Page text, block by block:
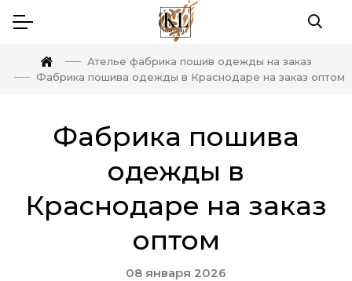
Ателье фабрика пошив одежды на заказ
Фабрика пошива одежды в Краснодаре на заказ оптом
Фабрика пошива
одежды в
Краснодаре на заказ
оптом
08 января 2026